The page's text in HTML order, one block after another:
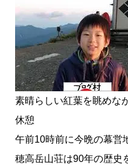
素晴らしい紅葉を眺めな
休憩
午前10時前に今晩の幕営
穂高岳山荘は90年の歴史